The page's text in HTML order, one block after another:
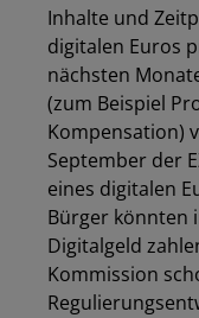
Inhalte und
digitalen Euros
nächsten
(zum Beispiel
Kompensation)
September der
eines digitalen
Bürger könnten
Digitalgeld
Kommission